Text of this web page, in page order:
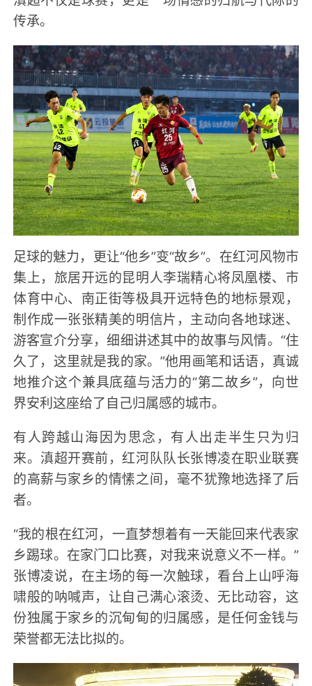
传承。
足球的魅力，更让“他乡”变“故乡”。在红河风物市
集上，旅居开远的昆明人李瑞精心将凤凰楼、市
体育中心、南正街等极具开远特色的地标景观，
制作成一张张精美的明信片，主动向各地球迷、
游客宣介分享，细细讲述其中的故事与风情。“住
久了，这里就是我的家。”他用画笔和话语，真诚
地推介这个兼具底蕴与活力的“第二故乡”，向世
界安利这座给了自己归属感的城市。
有人跨越山海因为思念，有人出走半生只为归
来。滇超开赛前，红河队队长张博凌在职业联赛
的高薪与家乡的情愫之间，毫不犹豫地选择了后
者。
“我的根在红河，一直梦想着有一天能回来代表家
乡踢球。在家门口比赛，对我来说意义不一样。”
张博凌说，在主场的每一次触球，看台上山呼海
啸般的呐喊声，让自己满心滚烫、无比动容，这
份独属于家乡的沉甸甸的归属感，是任何金钱与
荣誉都无法比拟的。